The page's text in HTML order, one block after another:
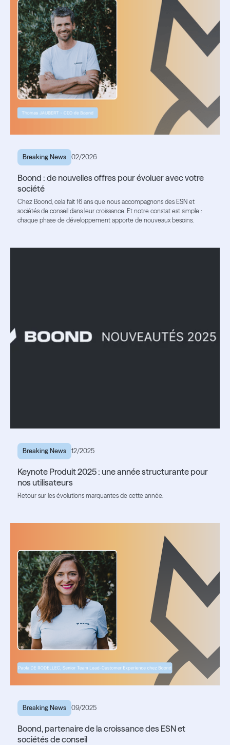
Breaking News 02/2026
Boond : de nouvelles offres pour évoluer avec votre
société
Chez Boond, cela fait 16 ans que nous accompagnons des ESN et
sociétés de conseil dans leur croissance. Et notre constat est simple :
chaque phase de développement apporte de nouveaux besoins.
Breaking News 12/2025
Keynote Produit 2025 : une année structurante pour
nos utilisateurs
Retour sur les évolutions marquantes de cette année.
Breaking News 09/2025
Boond, partenaire de la croissance des ESN et
sociétés de conseil